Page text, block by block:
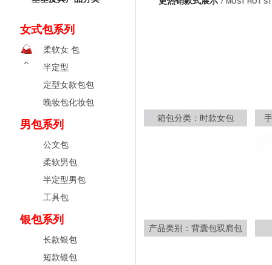
女式包系列
柔软女 包
半定型
定型女款包包
晚妆包化妆包
男包系列
公文包
柔软男包
半定型男包
工具包
银包系列
长款银包
短款银包
箱包分类：时款女包
产品类别：背囊包双肩包